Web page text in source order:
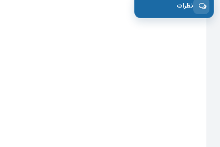
نظرات